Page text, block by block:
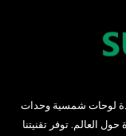
لوحات شمسية وحدات
العالم. توفر تقنيتنا